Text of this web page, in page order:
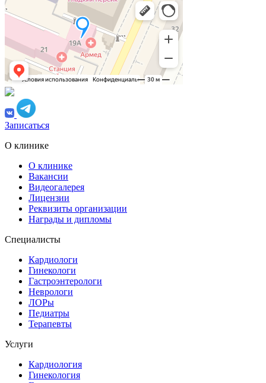
Записаться
О клинике
О клинике
Вакансии
Видеогалерея
Лицензии
Реквизиты организации
Награды и дипломы
Специалисты
Кардиологи
Гинекологи
Гастроэнтерологи
Неврологи
ЛОРы
Педиатры
Терапевты
Услуги
Кардиология
Гинекология